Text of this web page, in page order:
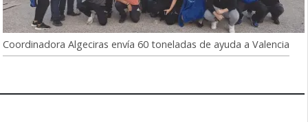
Coordinadora Algeciras envía 60 toneladas de ayuda a Valencia